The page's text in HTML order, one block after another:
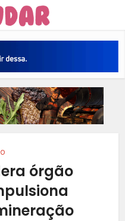
órgão